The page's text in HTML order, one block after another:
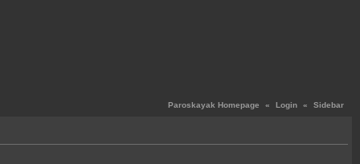
Paroskayak Homepage « Login « Sidebar